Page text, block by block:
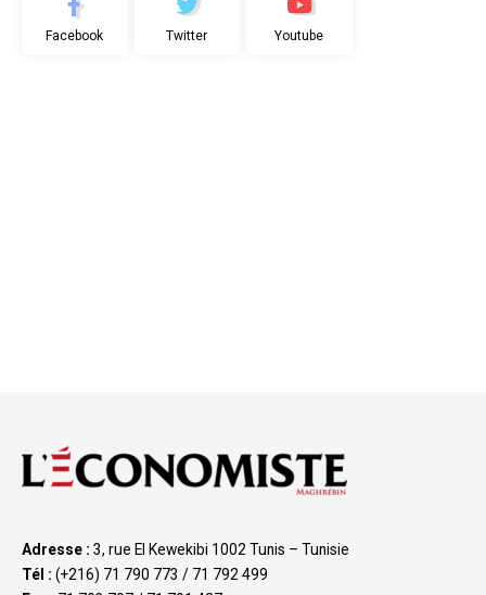
Facebook Twitter Youtube
Adresse : 3, rue El Kewekibi 1002 Tunis – Tunisie
Tél : (+216) 71 790 773 / 71 792 499